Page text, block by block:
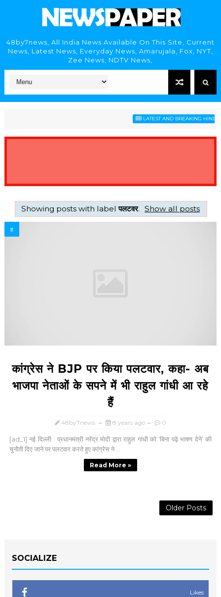
48by7news, All India News Available On This Site, Current
News, Latest News, Everyday News, Amarujala, Fox, NYT,
Zee News, NDTV News,
LATEST AND BREAKING HINDI
Showing posts with labelपलटवर. Show all posts
ह
कांग्रेस ने BJP पर किया पलटवार, कहा- अब
भाजपा नेताओं के सपने में भी राहुल गांधी आ रहे
हैं
48by7news 8 years ago 0
[ad_1] नई दिल्ली: प्रधानमंत्री नरेंद्र मोदी द्वारा राहुल गांधी को ‘बिना पढ़े भाषण देने’ की
चुनौती दिए जाने पर पलटवार करते हुए कांग्रेस ने ...
Read More »
Older Posts
SOCIALIZE
Likes